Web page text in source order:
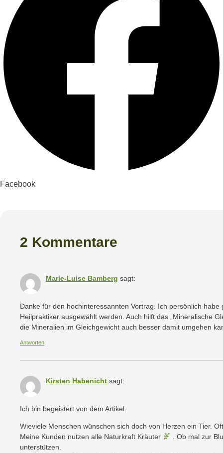
Facebook
2 Kommentare
Marie-Luise Bamberg sagt:
Danke für den hochinteressannten Vortrag. Ich persönlich
Heilpraktiker ausgewählt werden. Auch hilft das „Mineralische
die Mineralien im Gleichgewicht auch besser damit umgehen
Antworten
Kirsten Habenicht sagt:
Ich bin begeistert von dem Artikel.
Wieviele Menschen wünschen sich doch von Herzen ein Tier.
Meine Kunden nutzen alle Naturkraft Kräuter
. Ob mal zur
unterstützen.